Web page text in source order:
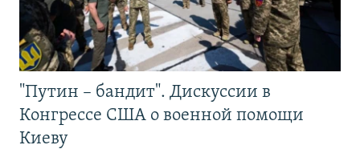
"Путин – бандит". Дискуссии в
Конгрессе США о военной помощи
Киеву